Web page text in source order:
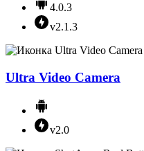
4.0.3
v2.1.3
Ultra Video Camera
v2.0